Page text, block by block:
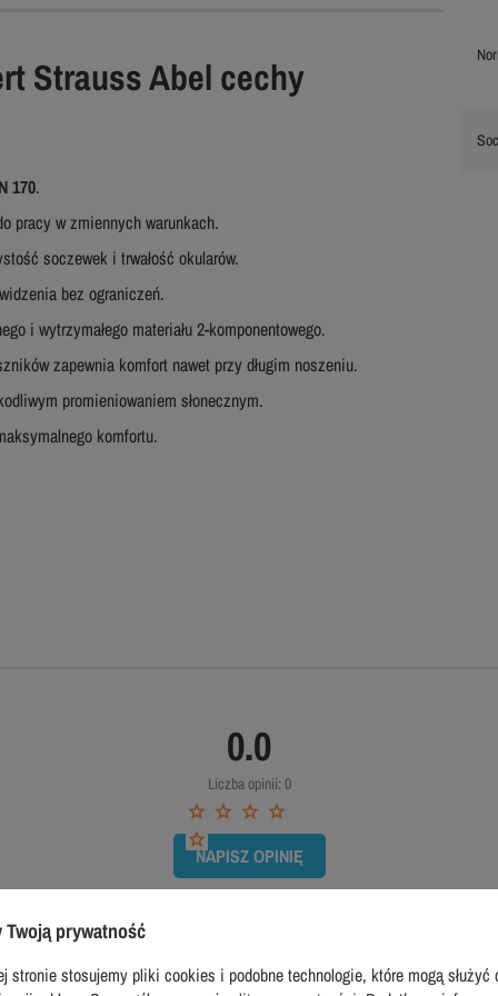
Strauss Abel cechy
170.
pracy w zmiennych warunkach.
soczewek i trwałość okularów.
bez ograniczeń.
i wytrzymałego materiału 2-komponentowego.
zapewnia komfort nawet przy długim noszeniu.
promieniowaniem słonecznym.
komfortu.
0.0
Liczba opinii: 0
NAPISZ OPINIĘ
Twoją prywatność
stronie stosujemy pliki cookies i podobne technologie, które mogą służyć